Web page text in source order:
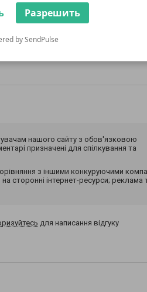
Разрешить
by SendPulse
нашого сайту з обов'язковою
призначені для спілкування та
з іншими конкуруючими
сторонні інтернет-ресурси; реклама
для написання відгуку